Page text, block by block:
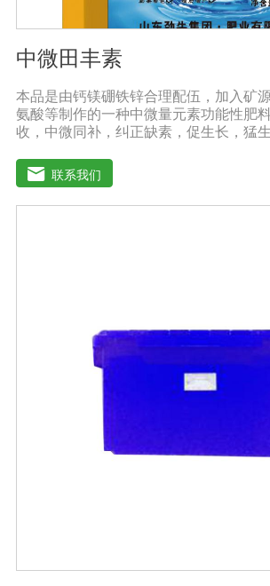
中微田丰素
本品是由钙镁硼铁锌合理配伍，加入矿
氨酸等制作的一种中微量元素功能性肥
收，中微同补，纠正缺素，促生长，猛
物种个生长阶段的营养需求，预防作物
病害，营养全面，肥效持久，改善作物
大提高。适应作物：各种粮、棉、油等
联系我们